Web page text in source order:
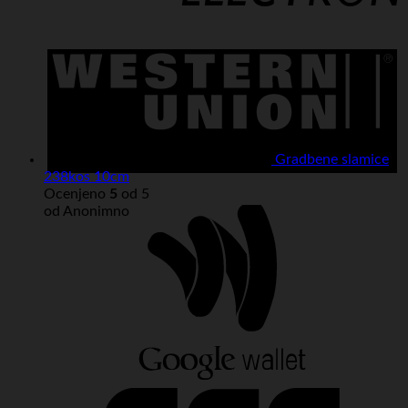
Gradbene slamice
238kos 10cm
Ocenjeno 5 od 5
od Anonimno